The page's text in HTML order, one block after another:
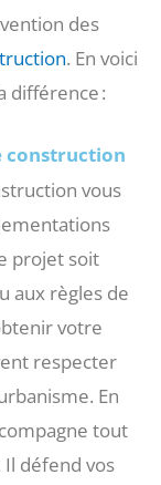
des
. En voici
différence :
construction
vous
projet soit
aux règles de
votre
respecter
En
tout
défend vos